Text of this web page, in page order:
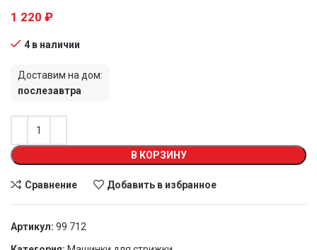
1 220 ₽
4 в наличии
Доставим на дом:
послезавтра
В КОРЗИНУ
Сравнение Добавить в избранное
Артикул: 99 712